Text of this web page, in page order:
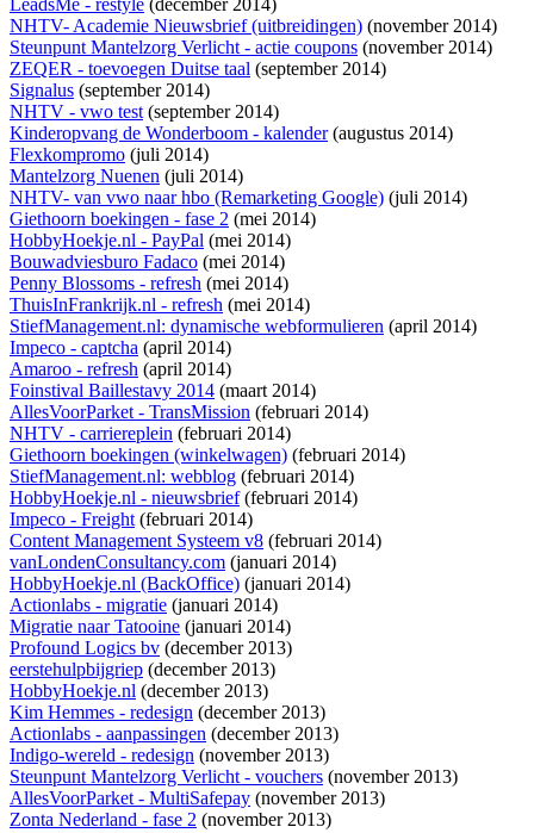
LeadsMe - restyle (december 2014)
NHTV- Academie Nieuwsbrief (uitbreidingen) (november 2014)
Steunpunt Mantelzorg Verlicht - actie coupons (november 2014)
ZEQER - toevoegen Duitse taal (september 2014)
Signalus (september 2014)
NHTV - vwo test(september 2014)
Kinderopvang de Wonderboom - kalender(augustus 2014)
Flexkompromo (juli 2014)
Mantelzorg Nuenen (juli 2014)
NHTV- van vwo naar hbo (Remarketing Google) (juli 2014)
Giethoorn boekingen - fase 2 (mei 2014)
HobbyHoekje.nl - PayPal (mei 2014)
Bouwadviesburo Fadaco (mei 2014)
Penny Blossoms - refresh (mei 2014)
ThuisInFrankrijk.nl - refresh (mei 2014)
StiefManagement.nl: dynamische webformulieren (april 2014)
Impeco - captcha (april 2014)
Amaroo - refresh (april 2014)
Foinstival Baillestavy 2014 (maart 2014)
AllesVoorParket - TransMission (februari 2014)
NHTV - carriereplein (februari 2014)
Giethoorn boekingen (winkelwagen) (februari 2014)
StiefManagement.nl: webblog (februari 2014)
HobbyHoekje.nl - nieuwsbrief(februari 2014)
Impeco - Freight(februari 2014)
Content Management Systeem v8 (februari 2014)
vanLondenConsultancy.com (januari 2014)
HobbyHoekje.nl (BackOffice) (januari 2014)
Actionlabs - migratie (januari 2014)
Migratie naar Tatooine (januari 2014)
Profound Logics bv (december 2013)
eerstehulpbijgriep (december 2013)
HobbyHoekje.nl (december 2013)
Kim Hemmes - redesign (december 2013)
Actionlabs - aanpassingen (december 2013)
Indigo-wereld - redesign (november 2013)
Steunpunt Mantelzorg Verlicht - vouchers (november 2013)
AllesVoorParket - MultiSafepay (november 2013)
Zonta Nederland - fase 2 (november 2013)